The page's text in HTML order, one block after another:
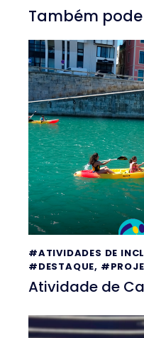
Também
#ATIVIDADES DE
#DESTAQUE,
Atividade de